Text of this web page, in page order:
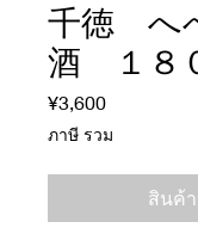
千徳 へ
酒 １８
¥3,600ราคา
ภาษี รวม
สินค้